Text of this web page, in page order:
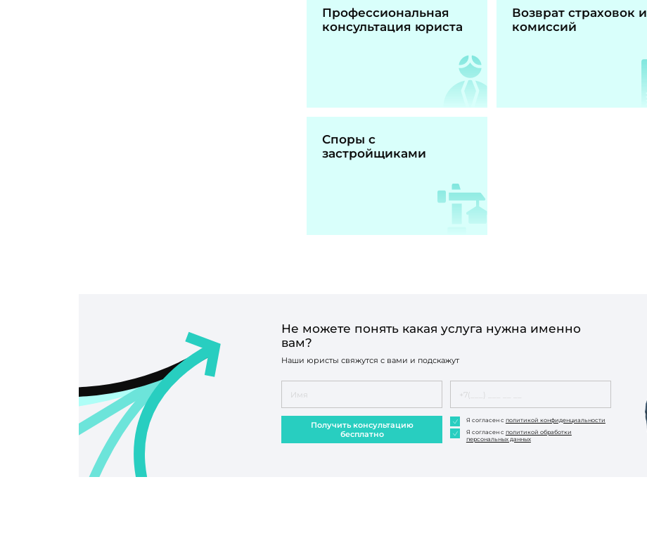
Профессиональная
консультация юриста
Возврат страховок и
комиссий
Споры с
застройщиками
Не можете понять какая услуга нужна именно
вам?
Наши юристы свяжутся с вами и подскажут
Получить консультацию
бесплатно
Я согласен с политикой конфиденциальности
Я согласен с политикой обработки
персональных данных